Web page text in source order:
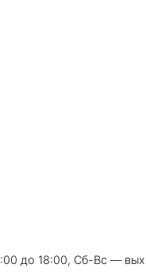
до 18:00, Сб-Вс —